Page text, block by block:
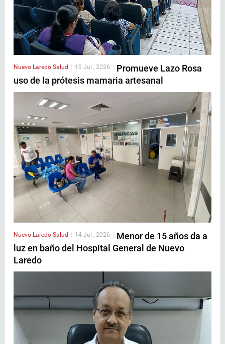
Nuevo Laredo Salud 19 Jul , 2026
Promueve Lazo Rosa
uso de la prótesis mamaria artesanal
Nuevo Laredo Salud | 14 Jul , 2026 | Menor de 15 años da a
luz en baño del Hospital General de Nuevo
Laredo